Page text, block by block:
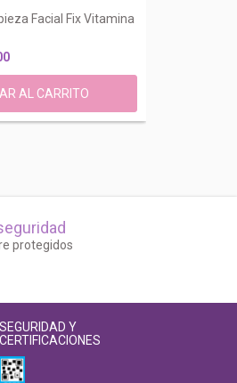
Facial Fix Vitamina
protegidos
SEGURIDAD Y
CERTIFICACIONES